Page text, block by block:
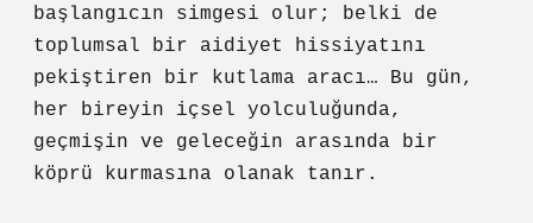
başlangıcın simgesi olur; belki de
toplumsal bir aidiyet hissiyatını
pekiştiren bir kutlama aracı… Bu gün,
her bireyin içsel yolculuğunda,
geçmişin ve geleceğin arasında bir
köprü kurmasına olanak tanır.